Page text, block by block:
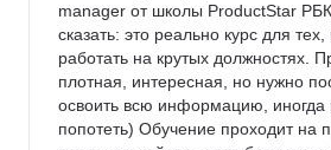
manager от школы ProductStar
сказать: это реально курс для тех,
работать на крутых должностях.
плотная, интересная, но нужно
освоить всю информацию, иногда
попотеть) Обучение проходит на